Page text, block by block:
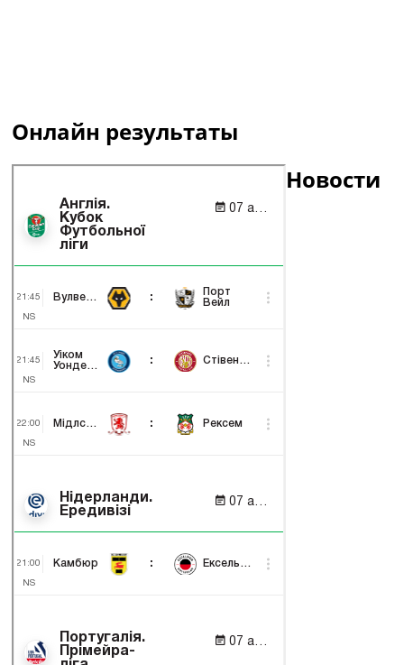
Онлайн результаты
Новости